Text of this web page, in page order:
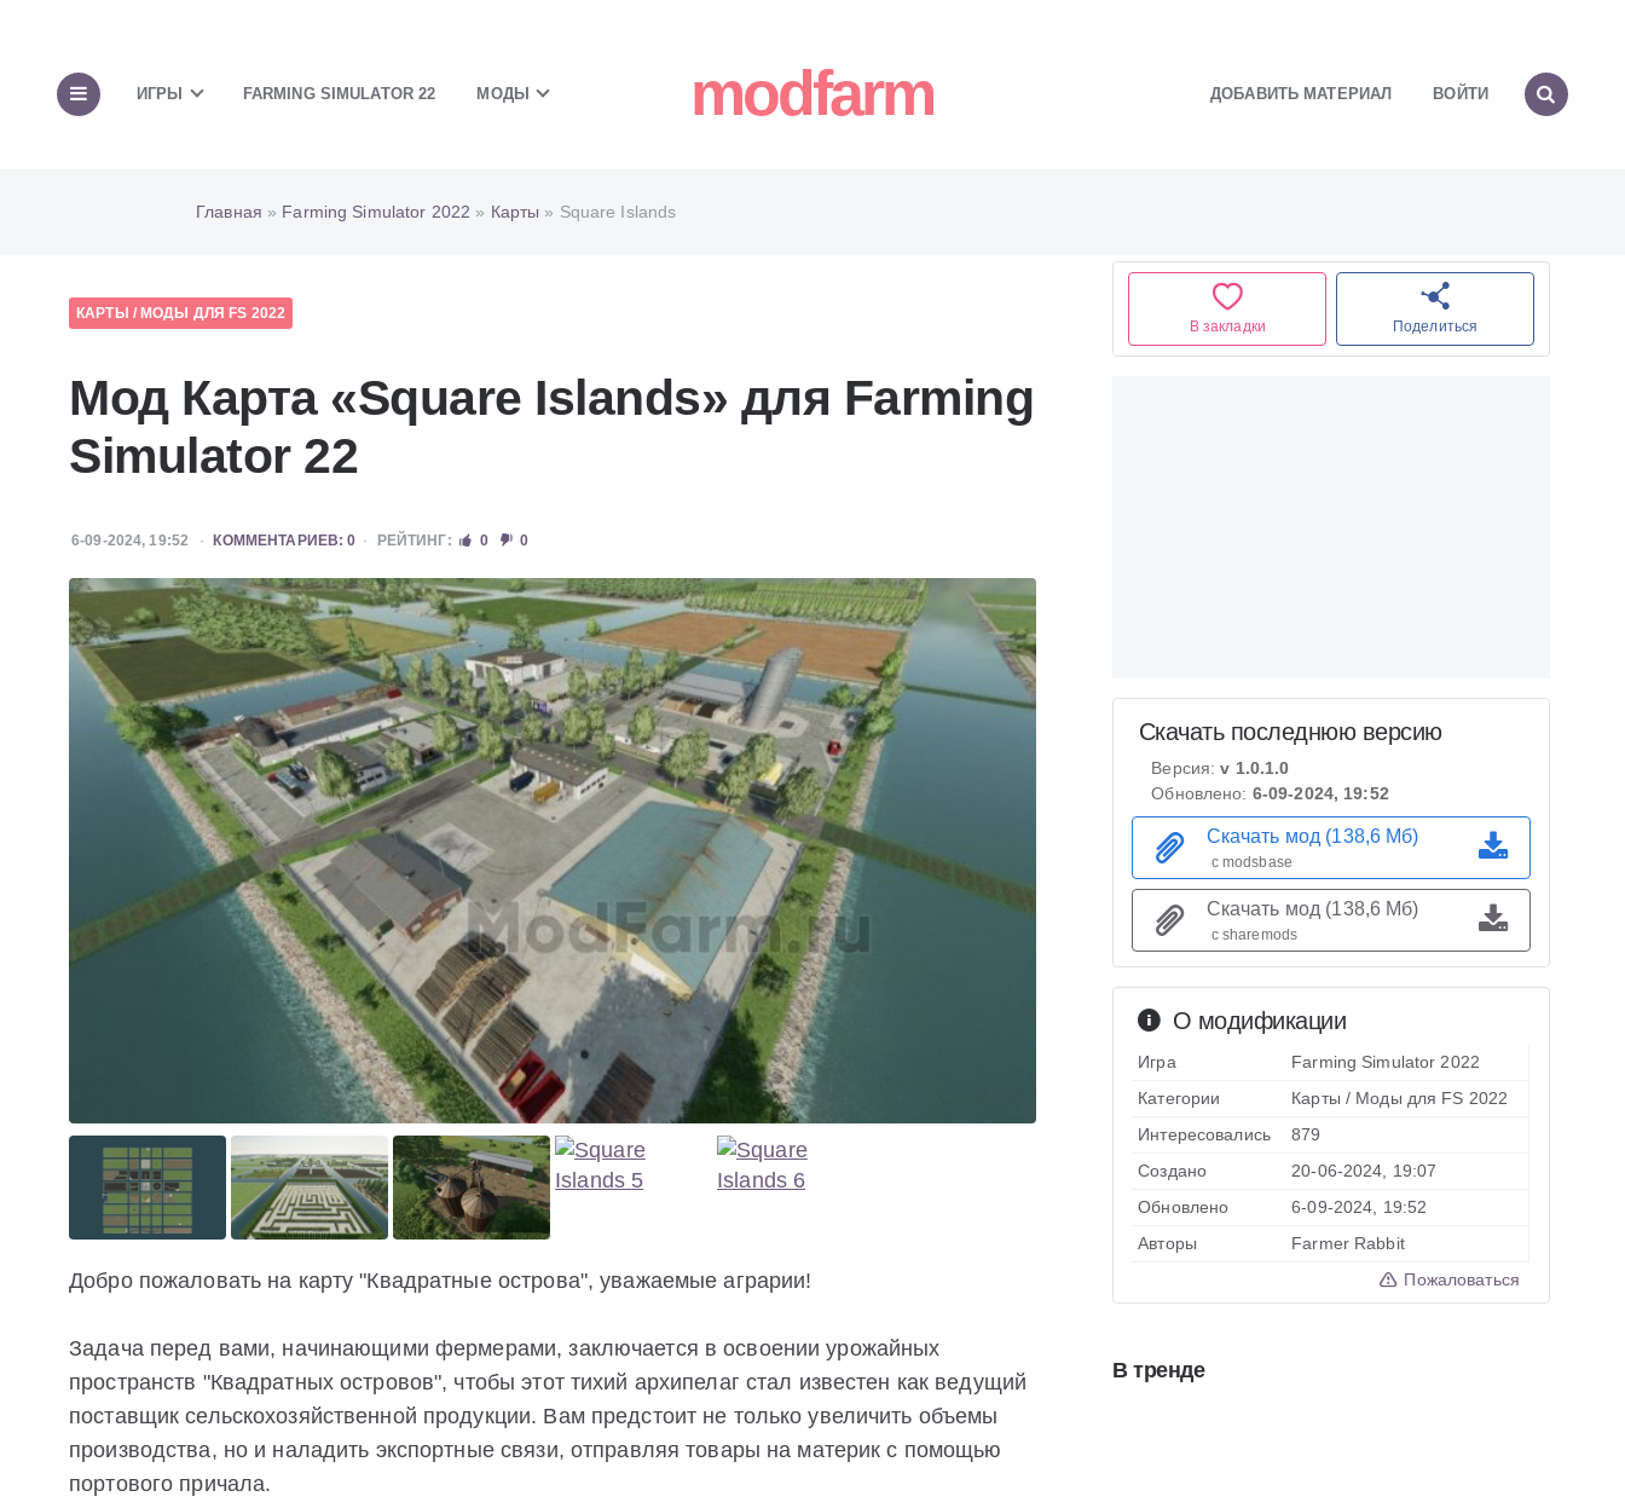
ИГРЫ FARMING SIMULATOR 22 МОДЫ modfarm ДОБАВИТЬ МАТЕРИАЛ ВОЙТИ
Главная » Farming Simulator 2022 » Карты » Square Islands
КАРТЫ / МОДЫ ДЛЯ FS 2022
Мод Карта «Square Islands» для Farming
Simulator 22
6-09-2024, 19:52 КОММЕНТАРИЕВ: 0 РЕЙТИНГ: 0 0
Добро пожаловать на карту "Квадратные острова", уважаемые аграрии!
Задача перед вами, начинающими фермерами, заключается в освоении урожайных
пространств "Квадратных островов", чтобы этот тихий архипелаг стал известен как ведущий
поставщик сельскохозяйственной продукции. Вам предстоит не только увеличить объемы
производства, но и наладить экспортные связи, отправляя товары на материк с помощью
портового причала.
В закладки Поделиться
О модификации
Игра
Farming Simulator 2022
Категории
Карты / Моды для FS 2022
Интересовались
879
Создано
20-06-2024, 19:07
Обновлено
6-09-2024, 19:52
Авторы
Farmer Rabbit
Пожаловаться
Скачать последнюю версию
Версия:v 1.0.1.0
Обновлено: 6-09-2024, 19:52
Скачать мод (138,6 Мб)
с modsbase
Скачать мод (138,6 Мб)
с sharemods
В тренде